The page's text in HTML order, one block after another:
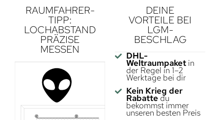
RAUMFAHRER-
TIPP:
LOCHABSTAND
PRÄZISE
MESSEN
DEINE
VORTEILE BEI
LGM-
BESCHLAG
DHL-
Weltraumpaketin
der Regel in 1–2
Werktage bei dir
Kein Krieg der
Rabatte du
bekommst immer
unseren besten Preis